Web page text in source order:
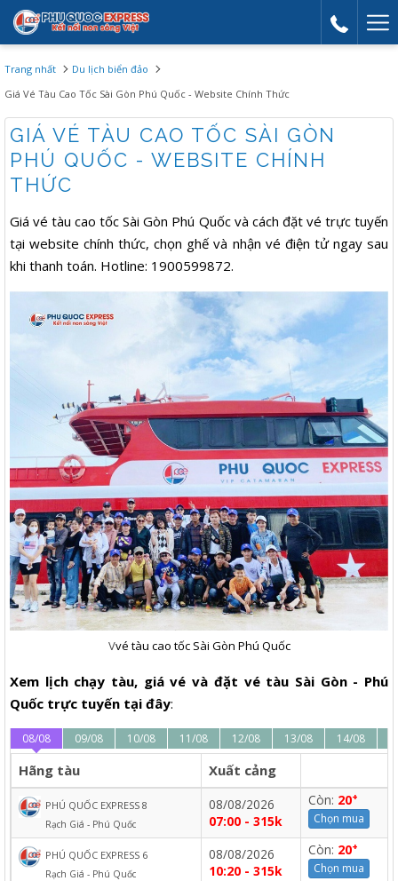
Trang nhất
Du lịch biển đảo
Giá Vé Tàu Cao Tốc Sài Gòn Phú Quốc - Website Chính Thức
GIÁ VÉ TÀU CAO TỐC SÀI GÒN
PHÚ QUỐC - WEBSITE CHÍNH
THỨC
Giá vé tàu cao tốc Sài Gòn Phú Quốc và cách đặt vé trực tuyến
tại website chính thức, chọn ghế và nhận vé điện tử ngay sau
khi thanh toán. Hotline: 1900599872.
Vvé tàu cao tốc Sài Gòn Phú Quốc
Xem lịch chạy tàu, giá vé và đặt vé tàu Sài Gòn - Phú
Quốc trực tuyến tại đây:
08/08 09/08 10/08 11/08 12/08 13/08 14/08
Hãng tàu Xuất cảng
PHÚ QUỐC EXPRESS 8
Rạch Giá - Phú Quốc
08/08/2026
07:00 - 315k
Còn: 20+
Chọn mua
PHÚ QUỐC EXPRESS 6
Rạch Giá - Phú Quốc
08/08/2026
10:20 - 315k
Còn: 20+
Chọn mua